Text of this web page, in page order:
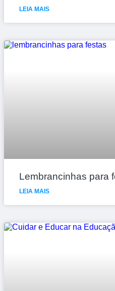
LEIA MAIS
Lembrancinhas para
LEIA MAIS